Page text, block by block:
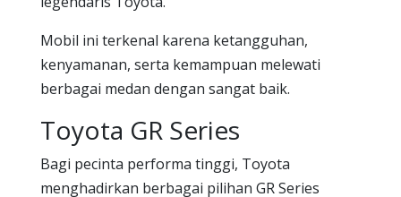
Mobil ini terkenal karena ketangguhan,
kenyamanan, serta kemampuan melewati
berbagai medan dengan sangat baik.
Toyota GR Series
Bagi pecinta performa tinggi, Toyota
menghadirkan berbagai pilihan GR Series